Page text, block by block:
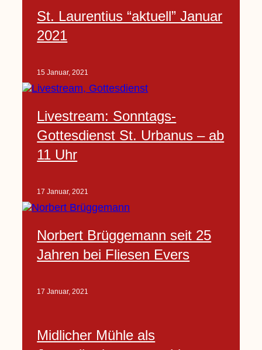
St. Laurentius “aktuell” Januar
2021
15 Januar, 2021
Livestream: Sonntags-
Gottesdienst St. Urbanus – ab
11 Uhr
17 Januar, 2021
Norbert Brüggemann seit 25
Jahren bei Fliesen Evers
17 Januar, 2021
Midlicher Mühle als